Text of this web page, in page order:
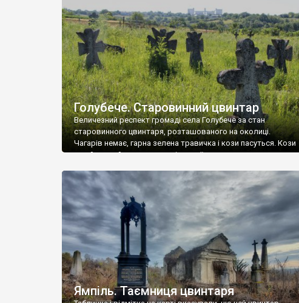
Голубече. Старовинний цвинтар
Величезний респект громаді села Голубече за стан
старовинного цвинтаря, розташованого на околиці.
Чагарів немає, гарна зелена травичка і кози пасуться. Кози
– найкращий регулятор шкідливої, для старих кладовищ,
бруньками, кози ті бруньки обгризають, бо то улюблений
делікатес. На цвинтарі у Голубечому ціла колекція
різноманітних форм хрестів. Село відносно невелике, […]
Ямпіль. Таємниця цвинтаря